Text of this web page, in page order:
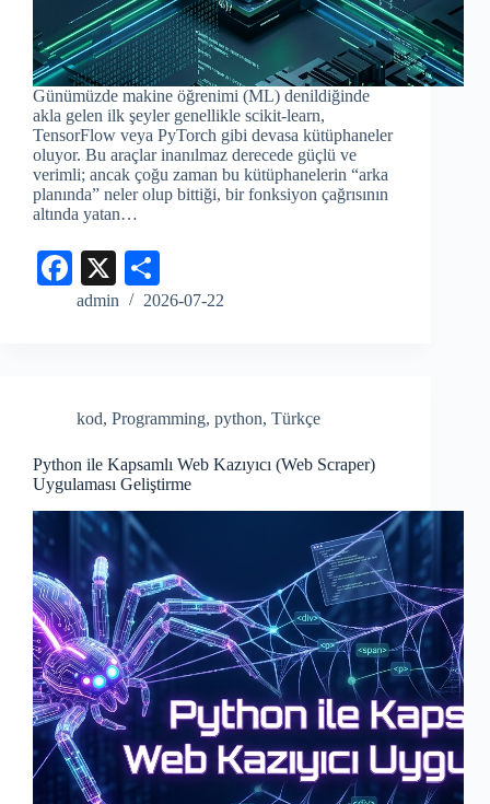
Günümüzde makine öğrenimi (ML) denildiğinde
akla gelen ilk şeyler genellikle scikit-learn,
TensorFlow veya PyTorch gibi devasa kütüphaneler
oluyor. Bu araçlar inanılmaz derecede güçlü ve
verimli; ancak çoğu zaman bu kütüphanelerin “arka
planında” neler olup bittiği, bir fonksiyon çağrısının
altında yatan…
Fa
ce
X
ha
admin 2026-07-22
kod, Programming, python, Türkçe
Python ile Kapsamlı Web Kazıyıcı (Web Scraper)
Uygulaması Geliştirme